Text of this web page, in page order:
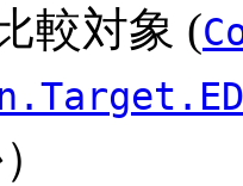
較対象 (